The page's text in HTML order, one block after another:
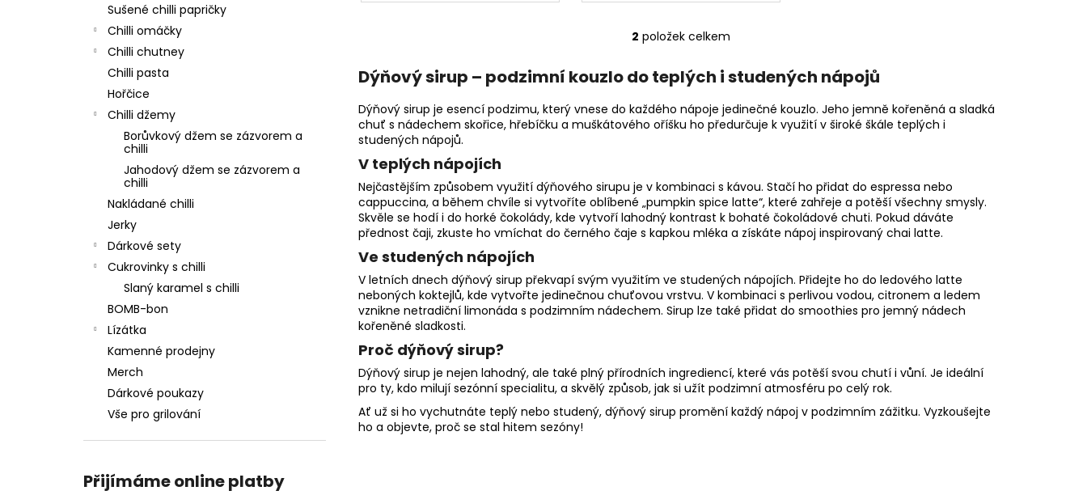
Sušené chilli papričky
Chilli omáčky
Chilli chutney
Chilli pasta
Hořčice
Chilli džemy
Borůvkový džem se zázvorem a
chilli
Jahodový džem se zázvorem a
chilli
Nakládané chilli
Jerky
Dárkové sety
Cukrovinky s chilli
Slaný karamel s chilli
BOMB-bon
Lízátka
Kamenné prodejny
Merch
Dárkové poukazy
Vše pro grilování
Přijímáme online platby
O
l
d
a
p
r
v
k
v
ý
p
u
2 položek celkem
Dýňový sirup – podzimní kouzlo do teplých i studených nápojů
Dýňový sirup je esencí podzimu, který vnese do každého nápoje jedinečné kouzlo. Jeho jemně kořeněná a sladká
chuť s nádechem skořice, hřebíčku a muškátového oříšku ho předurčuje k využití v široké škále teplých i
studených nápojů.
V teplých nápojích
Nejčastějším způsobem využití dýňového sirupu je v kombinaci s kávou. Stačí ho přidat do espressa nebo
cappuccina, a během chvíle si vytvoříte oblíbené „pumpkin spice latte“, které zahřeje a potěší všechny smysly.
Skvěle se hodí i do horké čokolády, kde vytvoří lahodný kontrast k bohaté čokoládové chuti. Pokud dáváte
přednost čaji, zkuste ho vmíchat do černého čaje s kapkou mléka a získáte nápoj inspirovaný chai latte.
Ve studených nápojích
V letních dnech dýňový sirup překvapí svým využitím ve studených nápojích. Přidejte ho do ledového latte
neboných koktejlů, kde vytvořte jedinečnou chuťovou vrstvu. V kombinaci s perlivou vodou, citronem a ledem
vznikne netradiční limonáda s podzimním nádechem. Sirup lze také přidat do smoothies pro jemný nádech
kořeněné sladkosti.
Proč dýňový sirup?
Dýňový sirup je nejen lahodný, ale také plný přírodních ingrediencí, které vás potěší svou chutí i vůní. Je ideální
pro ty, kdo milují sezónní specialitu, a skvělý způsob, jak si užít podzimní atmosféru po celý rok.
Ať už si ho vychutnáte teplý nebo studený, dýňový sirup promění každý nápoj v podzimním zážitku. Vyzkoušejte
ho a objevte, proč se stal hitem sezóny!